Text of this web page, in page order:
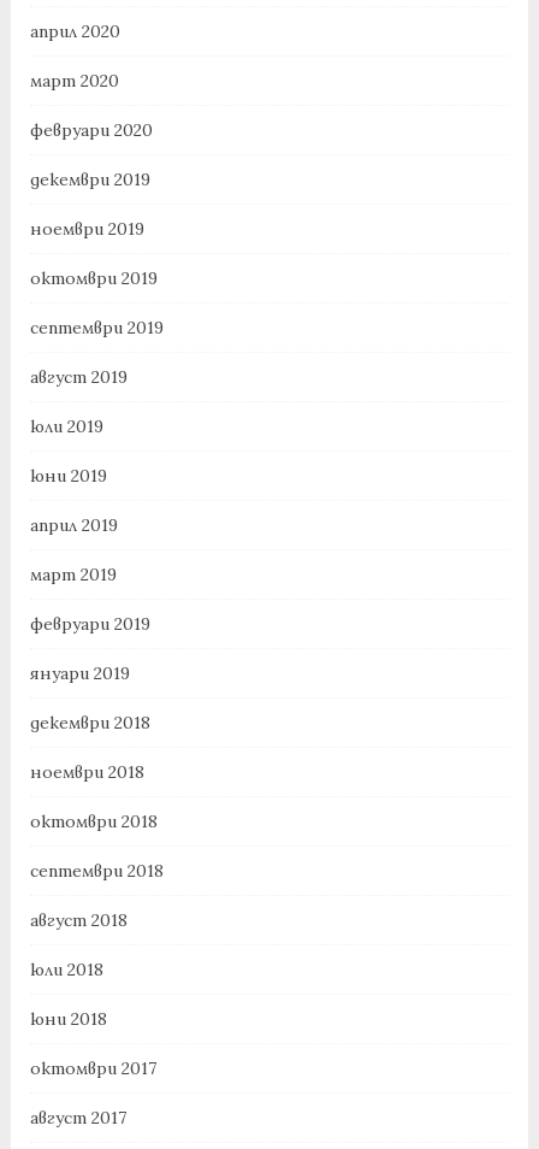
април 2020
март 2020
февруари 2020
декември 2019
ноември 2019
октомври 2019
септември 2019
август 2019
юли 2019
юни 2019
април 2019
март 2019
февруари 2019
януари 2019
декември 2018
ноември 2018
октомври 2018
септември 2018
август 2018
юли 2018
юни 2018
октомври 2017
август 2017